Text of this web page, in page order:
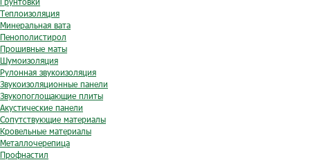
Теплоизоляция
Минеральная вата
Пенополистирол
Прошивные маты
Шумоизоляция
Рулонная звукоизоляция
Звукоизоляционные панели
Звукопоглощающие плиты
Акустические панели
Сопутствующие материалы
Кровельные материалы
Металлочерепица
Профнастил